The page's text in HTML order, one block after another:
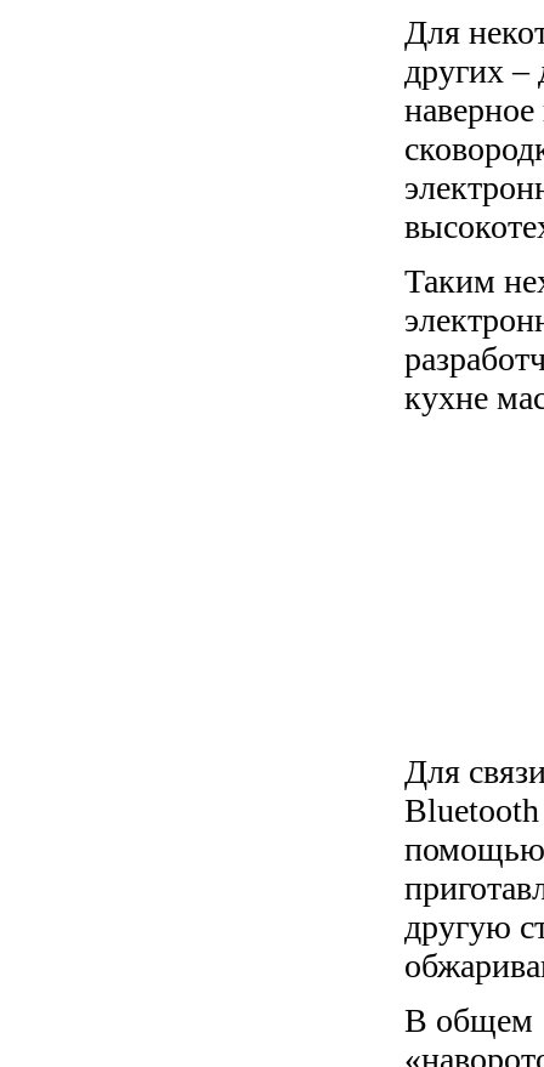
Для
других
Таким
кухне
Для
помощью
другую
В общем